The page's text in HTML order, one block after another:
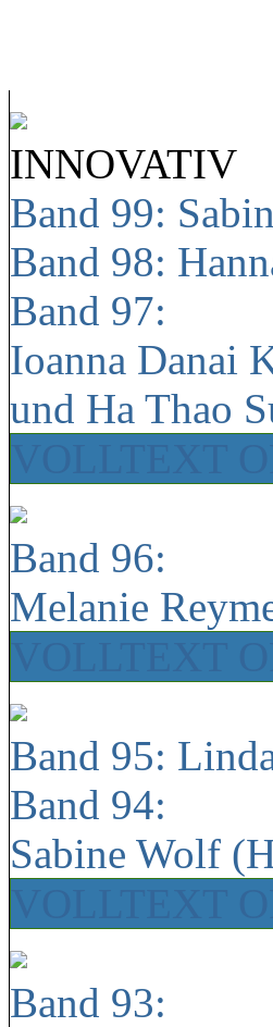
INNOVATIV
Band 99:
Band 98:
Band 97:
Ioanna Danai
und Ha Thao
Band 96:
Melanie
Band 95:
Band 94:
Sabine Wolf
Band 93: